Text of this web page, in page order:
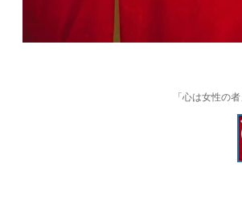
「心は女性の